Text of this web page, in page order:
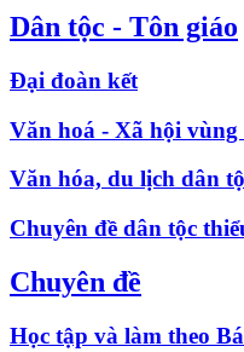
Dân tộc - Tôn giáo
Đại đoàn kết
Văn hoá - Xã hội vùng
Văn hóa, du lịch dân
Chuyên đề dân tộc
Chuyên đề
Học tập và làm theo